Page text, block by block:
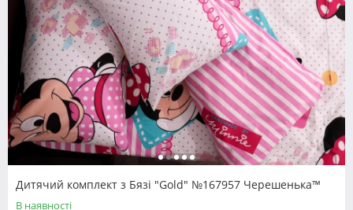
Дитячий комплект з Бязі "Gold" №167957 Черешенька™
В наявності